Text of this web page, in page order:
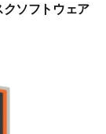
ソフトウェア